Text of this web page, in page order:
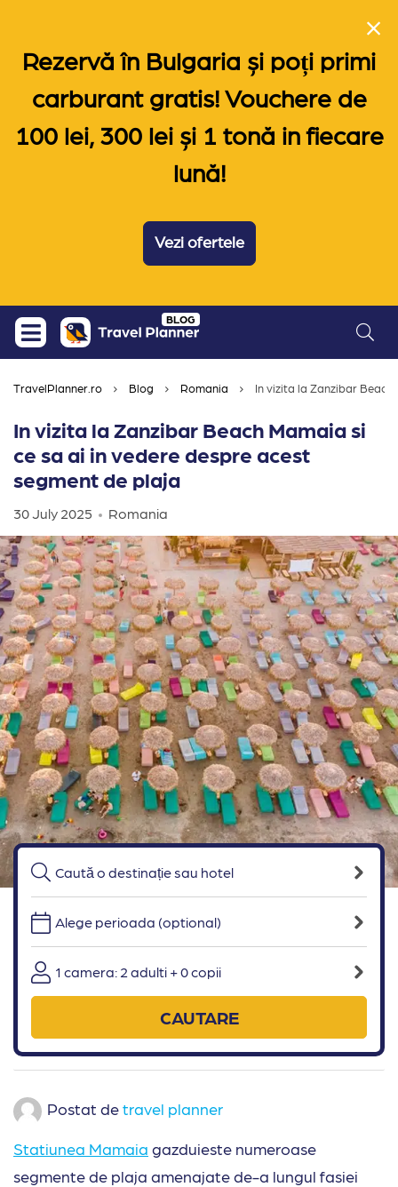
Rezervă în Bulgaria și poți primi
carburant gratis! Vouchere de
100 lei, 300 lei și 1 tonă in fiecare
lună!
Vezi ofertele
Skip
content
BLOG
TravelPlanner.ro Blog Romania In vizita la Zanzibar
In vizita la Zanzibar Beach Mamaia si
ce sa ai in vedere despre acest
segment de plaja
30 July 2025 Romania
Alege perioada (optional)
1 camera: 2 adulti + 0 copii
CAUTARE
Postat detravel planner
Statiunea Mamaia gazduieste numeroase
segmente de plaja amenajate de-a lungul fasiei